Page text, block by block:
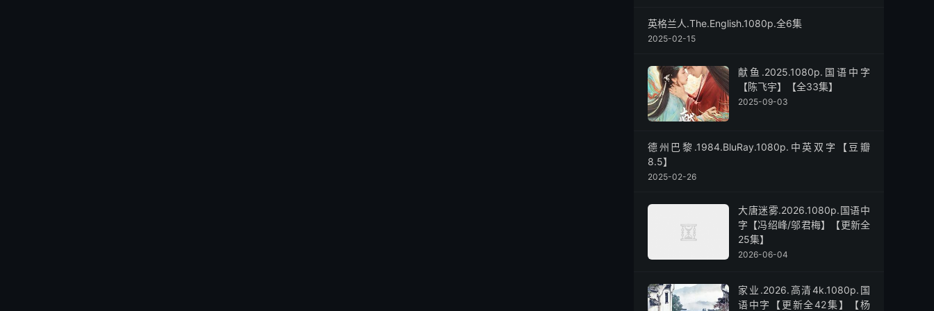
英格兰人.The.English.1080p.全6集
2025-02-15
献鱼.2025.1080p.国语中字
【陈飞宇】【全33集】
2025-09-03
德州巴黎.1984.BluRay.1080p.中英双字【豆瓣
8.5】
2025-02-26
大唐迷雾.2026.1080p.国语中
字【冯绍峰/邬君梅】【更新全
25集】
2026-06-04
家业‎.2026.高清4k.1080p.国
语中字【更新全42集】【杨